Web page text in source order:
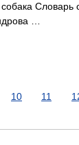
Словарь
…
10 11